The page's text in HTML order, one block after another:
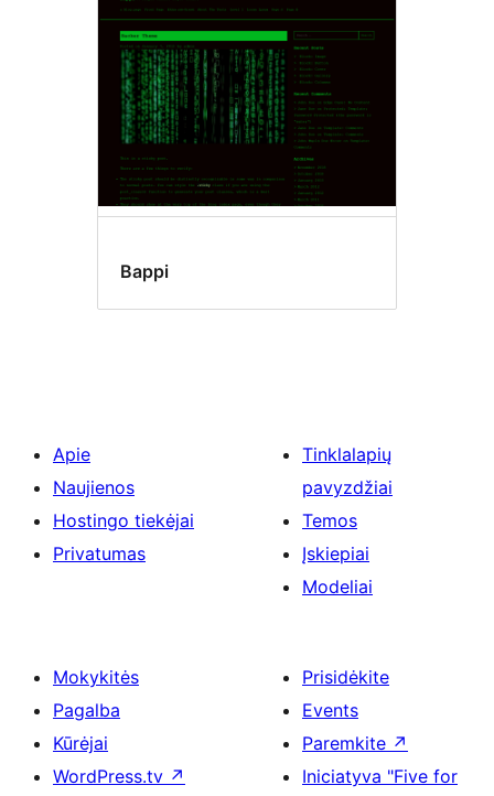
Bappi
Apie
Naujienos
Hostingo tiekėjai
Privatumas
Tinklalapių
pavyzdžiai
Temos
Įskiepiai
Modeliai
Mokykitės
Pagalba
Kūrėjai
WordPress.tv ↗
Prisidėkite
Events
Paremkite ↗
Iniciatyva "Five for